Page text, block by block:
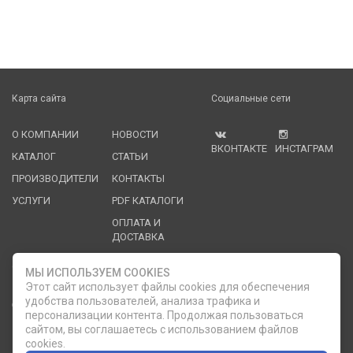
Карта сайта
О КОМПАНИИ
КАТАЛОГ
ПРОИЗВОДИТЕЛИ
УСЛУГИ
НОВОСТИ
СТАТЬИ
КОНТАКТЫ
PDF КАТАЛОГИ
ОПЛАТА И
ДОСТАВКА
Социальные сети
ВКОНТАКТЕ ИНСТАГРАМ
Служба клиентской поддержки
ОБРАТНЫЙ ЗВОНОК phone
8 (812) 335-21-16
8 (812) 335-21-17 7 (911) 947-43-48
МЫ ИСПОЛЬЗУЕМ COOKIES
Этот сайт использует файлы cookies для обеспечения
удобства пользователей, анализа трафика и
персонализации контента. Продолжая пользоваться
сайтом, вы соглашаетесь с использованием файлов
cookies.